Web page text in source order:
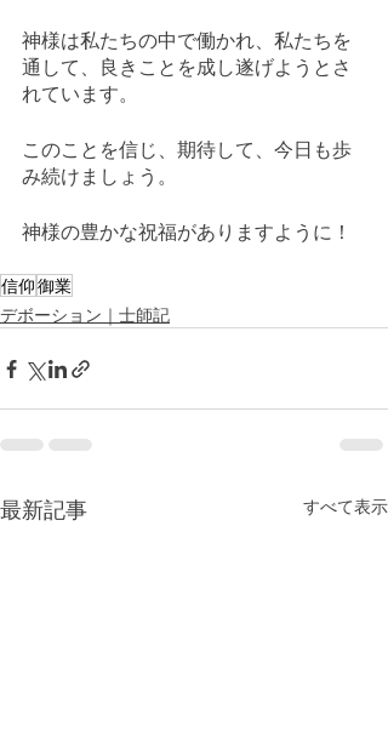
神様は私たちの中で働かれ、私たちを
通して、良きことを成し遂げようとさ
れています。
このことを信じ、期待して、今日も歩
み続けましょう。
神様の豊かな祝福がありますように！
信仰御業
デボーション｜士師記
最新記事 すべて表示